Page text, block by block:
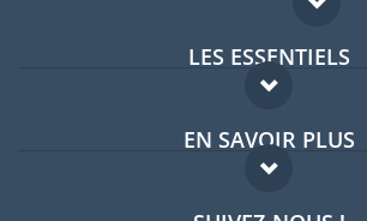
LES ESSENTIELS
Forum expatriés
Guides pays
EN SAVOIR PLUS
FAQ